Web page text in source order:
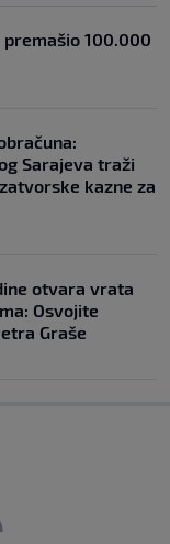
premašio 100.000
Sarajeva traži
kazne za
otvara vrata
Osvojite
Graše